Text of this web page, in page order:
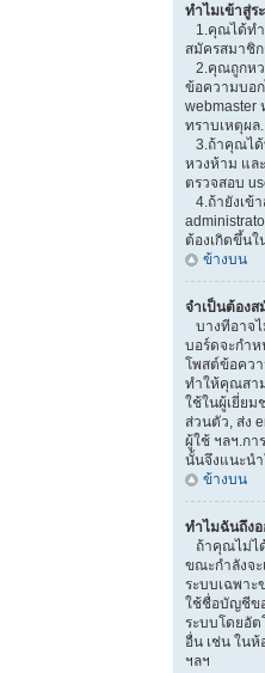
ทำไมเข้าสู่ร
1.คุณได้ทำ
สมัครสมาชิ
2.คุณถูกหว
ข้อความบอ
webmaster
ทราบเหตุผล.
3.ถ้าคุณได้
หวงห้าม แล
ตรวจสอบ
4.ถ้ายังเข้
ต้องเกิดขึ้นใ
ข้างบน
จำเป็นต้อง
บางทีอาจไ
บอร์ดจะกำ
โพสต์ข้อคว
ทำให้คุณสา
ใช้ในผู้เยี่ยม
ส่วนตัว, ส่ง
ผู้ใช้ ฯลฯ.กา
นั้นจึงแนะน
ข้างบน
ทำไมฉันถึง
ถ้าคุณไม่ไ
ขณะกำลังจ
ระบบเฉพา
ใช้ชื่อบัญชีข
ระบบโดยอั
อื่น เช่น ในห้
ฯลฯ